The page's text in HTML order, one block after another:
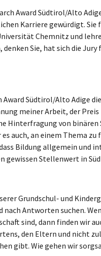
Award Südtirol/Alto
Karriere gewürdigt. Sie
Chemnitz und
Sie, hat sich die Jury
Award Südtirol/Alto Adige
meiner Arbeit, der
Hinterfragung von binären
auch, an einem Thema zu
Bildung allgemein und
gewissen Stellenwert in
Grundschul- und
Antworten suchen.
sind, dann finden wir
den Eltern und nicht
gibt. Wie gehen wir